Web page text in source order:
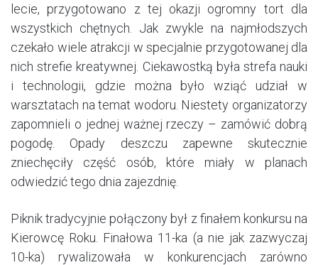
lecie, przygotowano z tej okazji ogromny tort dla
wszystkich chętnych. Jak zwykle na najmłodszych
czekało wiele atrakcji w specjalnie przygotowanej dla
nich strefie kreatywnej. Ciekawostką była strefa nauki
i technologii, gdzie można było wziąć udział w
warsztatach na temat wodoru. Niestety organizatorzy
zapomnieli o jednej ważnej rzeczy – zamówić dobrą
pogodę. Opady deszczu zapewne skutecznie
zniechęciły część osób, które miały w planach
odwiedzić tego dnia zajezdnię.
Piknik tradycyjnie połączony był z finałem konkursu na
Kierowcę Roku. Finałowa 11-ka (a nie jak zazwyczaj
10-ka) rywalizowała w konkurencjach zarówno